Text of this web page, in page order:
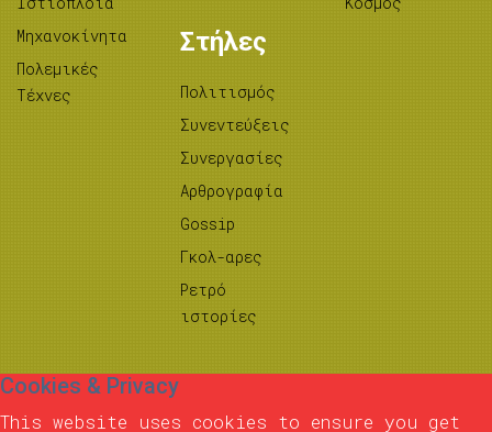
Μηχανοκίνητα
Πολεμικές
Τέχνες
Στήλες
Πολιτισμός
Συνεντεύξεις
Συνεργασίες
Αρθρογραφία
Gossip
Γκολ-αρες
Ρετρό
ιστορίες
Cookies & Privacy
This website uses cookies to ensure you get